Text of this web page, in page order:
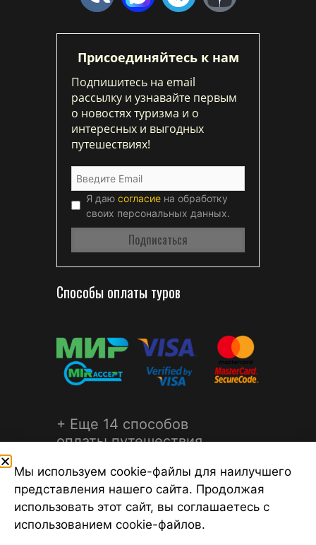
Присоединяйтесь к нам
Подпишитесь на email
рассылку и узнавайте первым
о новостях туризма и о
интересных и выгодных
путешествиях!
Я даю согласие на обработку
своих персональных данных.
Способы оплаты туров
+ Еще 14 способов
оплаты путешествия
©2026 Турагентство Турсфера - Поиск туров от надежных
Мы используем cookie-файлы для наилучшего
представления нашего сайта. Продолжая
использовать этот сайт, вы соглашаетесь с
использованием cookie-файлов.